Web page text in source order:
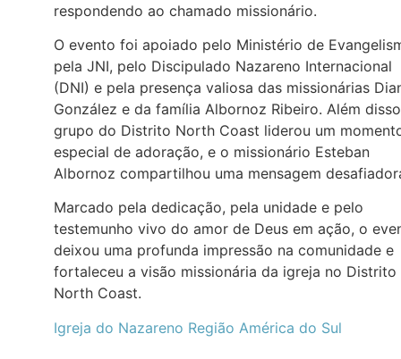
respondendo ao chamado missionário.
O evento foi apoiado pelo Ministério de
pela JNI, pelo Discipulado Nazareno Internacional
(DNI) e pela presença valiosa das missionárias
González e da família Albornoz Ribeiro. Além
grupo do Distrito North Coast liderou um
especial de adoração, e o missionário Esteban
Albornoz compartilhou uma mensagem
Marcado pela dedicação, pela unidade e pelo
testemunho vivo do amor de Deus em ação, o
deixou uma profunda impressão na comunidade e
fortaleceu a visão missionária da igreja no Distrito
North Coast.
Igreja do Nazareno Região América do Sul